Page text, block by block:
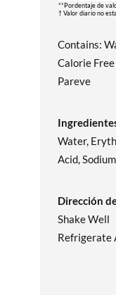
**Pordentaje de
† Valor diario no
Contains:
Calorie
Pareve
Water,
Acid,
Dirección
Shake Well
Refrigerate